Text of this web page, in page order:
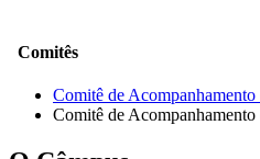
Comitês
Comitê de
Comitê de Acompanhamento